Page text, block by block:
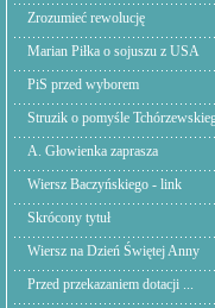
Zrozumieć rewolucję
Marian Piłka o sojuszu z USA
PiS przed wyborem
Struzik o pomyśle
A. Głowienka zaprasza
Wiersz Baczyńskiego - link
Skrócony tytuł
Wiersz na Dzień Świętej Anny
Przed przekazaniem dotacji ...